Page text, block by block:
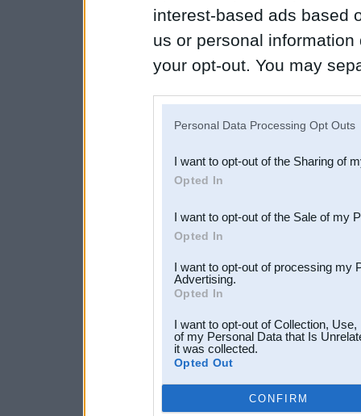
interest-based ads based
us or personal
your opt-out. You may
Downstream Participants
third parties.
Personal Data Processing Opt Outs
I want to opt-out of the Sharing of
Opted In
I want to opt-out of the Sale of my
Opted In
I want to opt-out of processing my
Advertising.
Opted In
I want to opt-out of Collection,
of my Personal Data that Is
it was collected.
Opted Out
CONFIRM